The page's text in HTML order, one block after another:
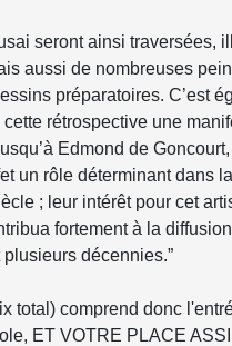
seront ainsi traversées,
aussi de nombreuses
préparatoires. C’est
rétrospective une
Edmond de
un rôle déterminant dans
; leur intérêt pour cet
fortement à la
décennies.”
total) comprend donc
ET VOTRE PLACE